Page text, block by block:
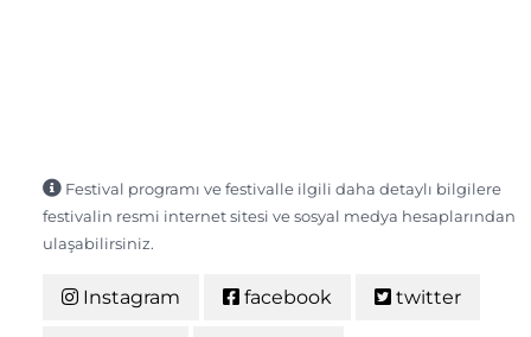
Festival programı ve festivalle ilgili daha detaylı bilgilere
festivalin resmi internet sitesi ve sosyal medya hesaplarından
ulaşabilirsiniz.
Instagram facebook twitter